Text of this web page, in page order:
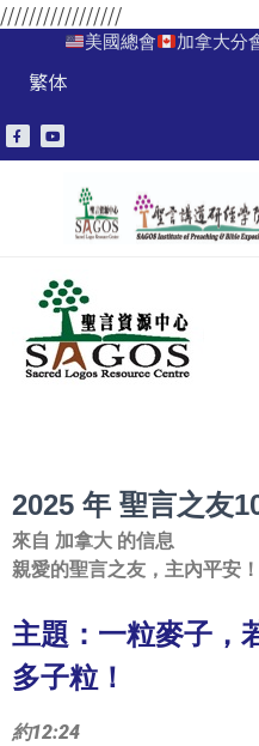
/////////////////
美國總會 加拿大分
繁体
2025 年 聖言之友
來自 加拿大 的信息
親愛的聖言之友，主內平安！
主題：一粒麥子，
多子粒！
約12:24